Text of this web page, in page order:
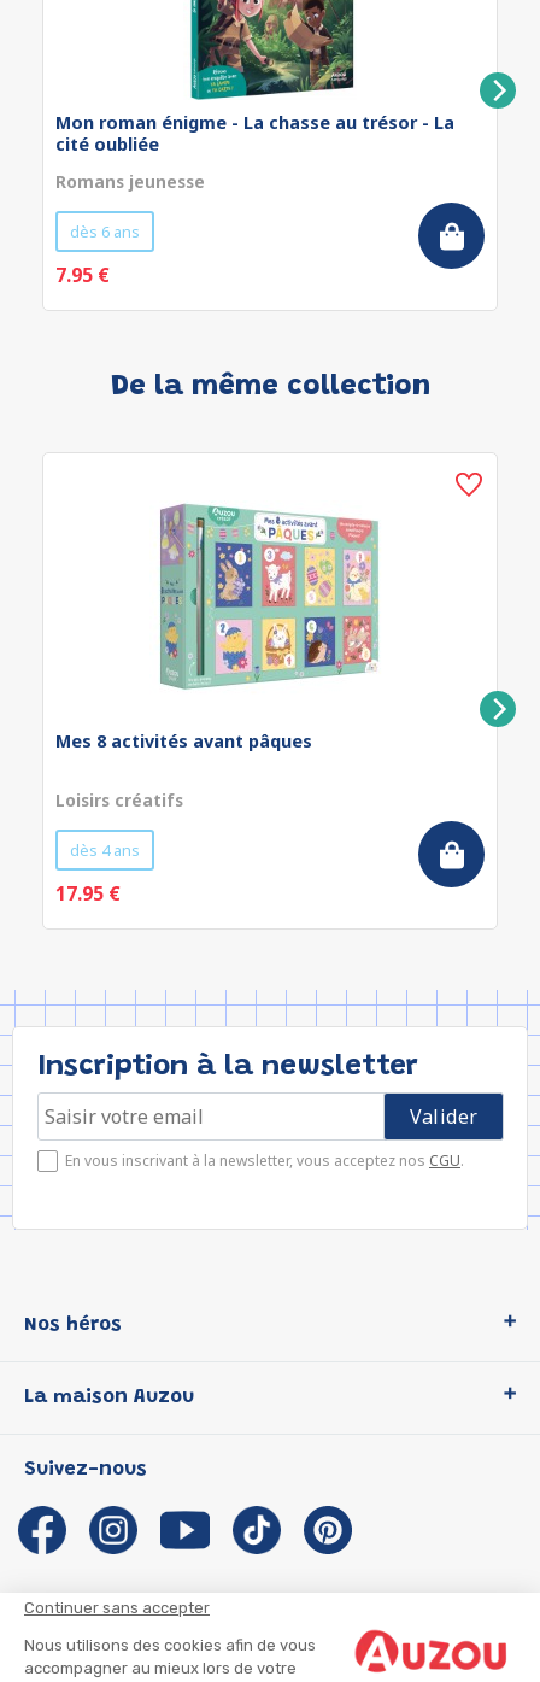
Continuer sans accepter
Nous utilisons des cookies afin de vous
accompagner au mieux lors de votre
Mon roman énigme - La chasse au trésor - La
cité oubliée
Romans jeunesse
dès 6 ans
7.95 €
De la même collection
Mes 8 activités avant pâques
Loisirs créatifs
dès 4 ans
17.95 €
Inscription à la newsletter
En vous inscrivant à la newsletter, vous acceptez nos CGU.
Nos héros
P'tit Loup
Les Influenceuses
Migali
Petite Taupe
La maison Auzou
Notre histoire
Auzou s'engage
Auteurs et illustrateurs Auzou
Suivre mon colis
Suivez-nous
CGU